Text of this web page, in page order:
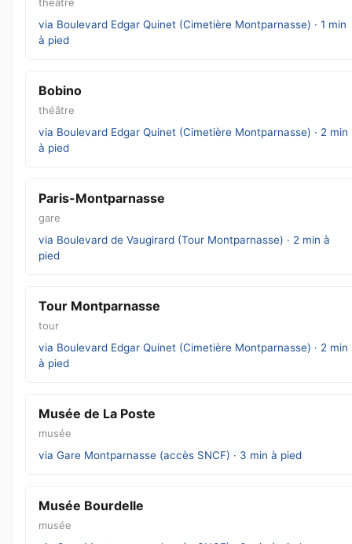
via Boulevard Edgar Quinet (Cimetière Montparnasse) · 1 min
à pied
Bobino
théâtre
via Boulevard Edgar Quinet (Cimetière Montparnasse) · 2 min
à pied
Paris-Montparnasse
gare
via Boulevard de Vaugirard (Tour Montparnasse) · 2 min à
pied
Tour Montparnasse
tour
via Boulevard Edgar Quinet (Cimetière Montparnasse) · 2 min
à pied
Musée de La Poste
musée
via Gare Montparnasse (accès SNCF) · 3 min à pied
Musée Bourdelle
musée